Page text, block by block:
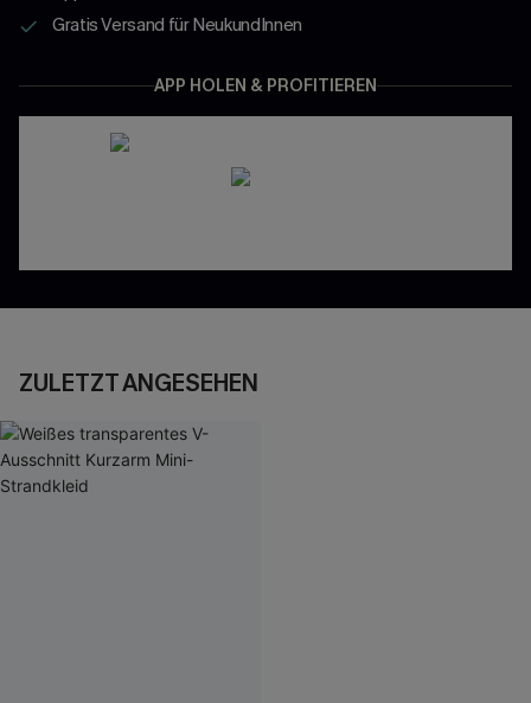
Gratis Versand für NeukundInnen
APP HOLEN & PROFITIEREN
ZULETZT ANGESEHEN